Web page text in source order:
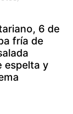
6 de
fría de
espelta y